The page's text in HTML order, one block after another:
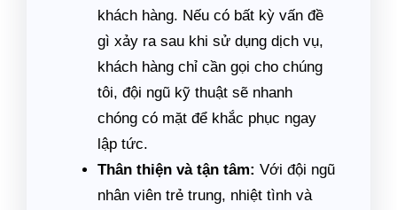
khách hàng. Nếu có bất kỳ vấn đề
gì xảy ra sau khi sử dụng dịch vụ,
khách hàng chỉ cần gọi cho chúng
tôi, đội ngũ kỹ thuật sẽ nhanh
chóng có mặt để khắc phục ngay
lập tức.
Thân thiện và tận tâm: Với đội ngũ
nhân viên trẻ trung, nhiệt tình và